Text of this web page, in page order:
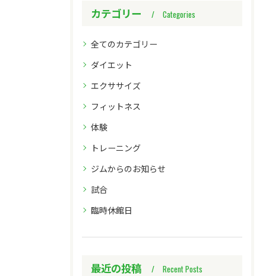
カテゴリー Categories
全てのカテゴリー
ダイエット
エクササイズ
フィットネス
体験
トレーニング
ジムからのお知らせ
試合
臨時休館日
最近の投稿 Recent Posts